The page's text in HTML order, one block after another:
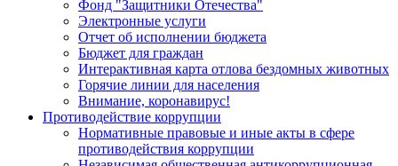
Фонд "Защитники Отечества"
Электронные услуги
Отчет об исполнении бюджета
Бюджет для граждан
Интерактивная карта отлова бездомных животных
Горячие линии для населения
Внимание, коронавирус!
Противодействие коррупции
Нормативные правовые и иные акты в сфере
противодействия коррупции